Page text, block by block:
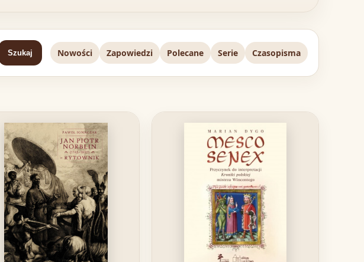
Szukaj Nowości Zapowiedzi Polecane Serie Czasopisma